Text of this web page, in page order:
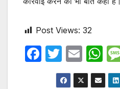
Post Views: 32
F
T
w
E
m
W
h